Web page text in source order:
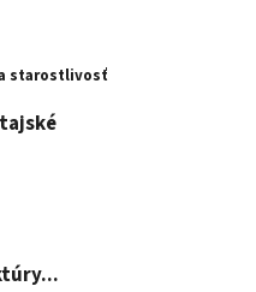
starostlivosť